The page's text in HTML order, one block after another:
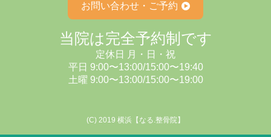
お問い合わせ・ご予約
当院は完全予約制です
定休⽇ ⽉・⽇・祝
平日 9:00〜13:00/15:00〜19:40
⼟曜 9:00〜13:00/15:00〜19:00
(C) 2019 横浜【なる.整骨院】